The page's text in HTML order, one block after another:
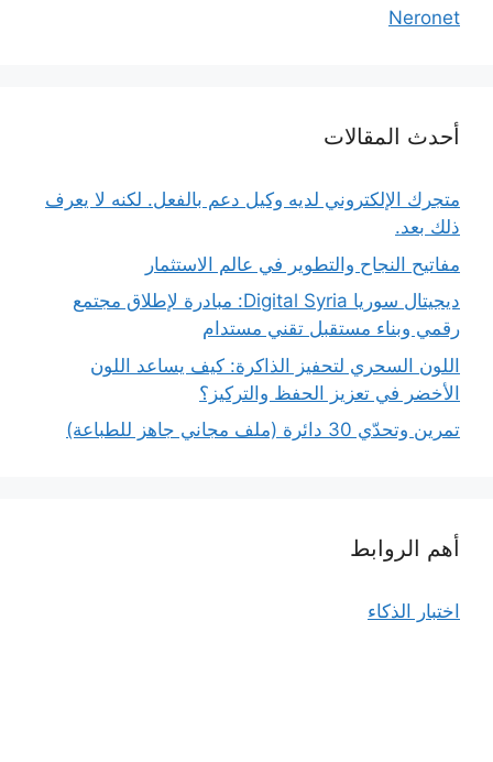
Neronet
أحدث المقالات
متجرك الإلكتروني لديه وكيل دعم بالفعل. لكنه لا يعرف
ذلك بعد.
مفاتيح النجاح والتطوير في عالم الاستثمار
ديجيتال سوريا Digital Syria: مبادرة لإطلاق مجتمع
رقمي وبناء مستقبل تقني مستدام
اللون السحري لتحفيز الذاكرة: كيف يساعد اللون
الأخضر في تعزيز الحفظ والتركيز؟
تمرين وتحدّي 30 دائرة (ملف مجاني جاهز للطباعة)
أهم الروابط
اختبار الذكاء